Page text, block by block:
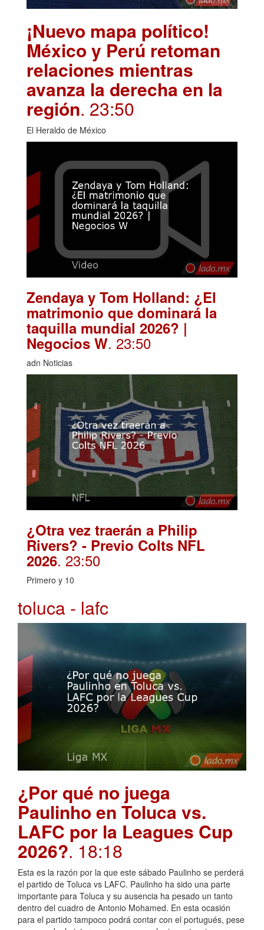
¡Nuevo mapa político!
México y Perú retoman
relaciones mientras
avanza la derecha en la
región. 23:50
El Heraldo de México
Zendaya y Tom Holland: ¿El
matrimonio que dominará la
taquilla mundial 2026? |
Negocios W. 23:50
adn Noticias
¿Otra vez traerán a Philip
Rivers? - Previo Colts NFL
2026. 23:50
Primero y 10
toluca - lafc
¿Por qué no juega
Paulinho en Toluca vs.
LAFC por la Leagues Cup
2026?. 18:18
Esta es la razón por la que este sábado Paulinho se perderá
el partido de Toluca vs LAFC. Paulinho ha sido una parte
importante para Toluca y su ausencia ha pesado un tanto
dentro del cuadro de Antonio Mohamed. En esta ocasión
para el partido tampoco podrá contar con el portugués, pese